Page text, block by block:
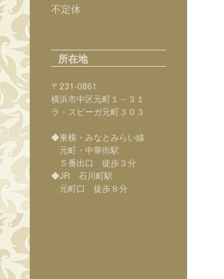
不定休
所在地
〒231-0861
横浜市中区元町１－３１
ラ・スピーガ元町３０３
◆東横・みなとみらい線
元町・中華街駅
５番出口 徒歩３分
◆JR 石川町駅
元町口 徒歩８分